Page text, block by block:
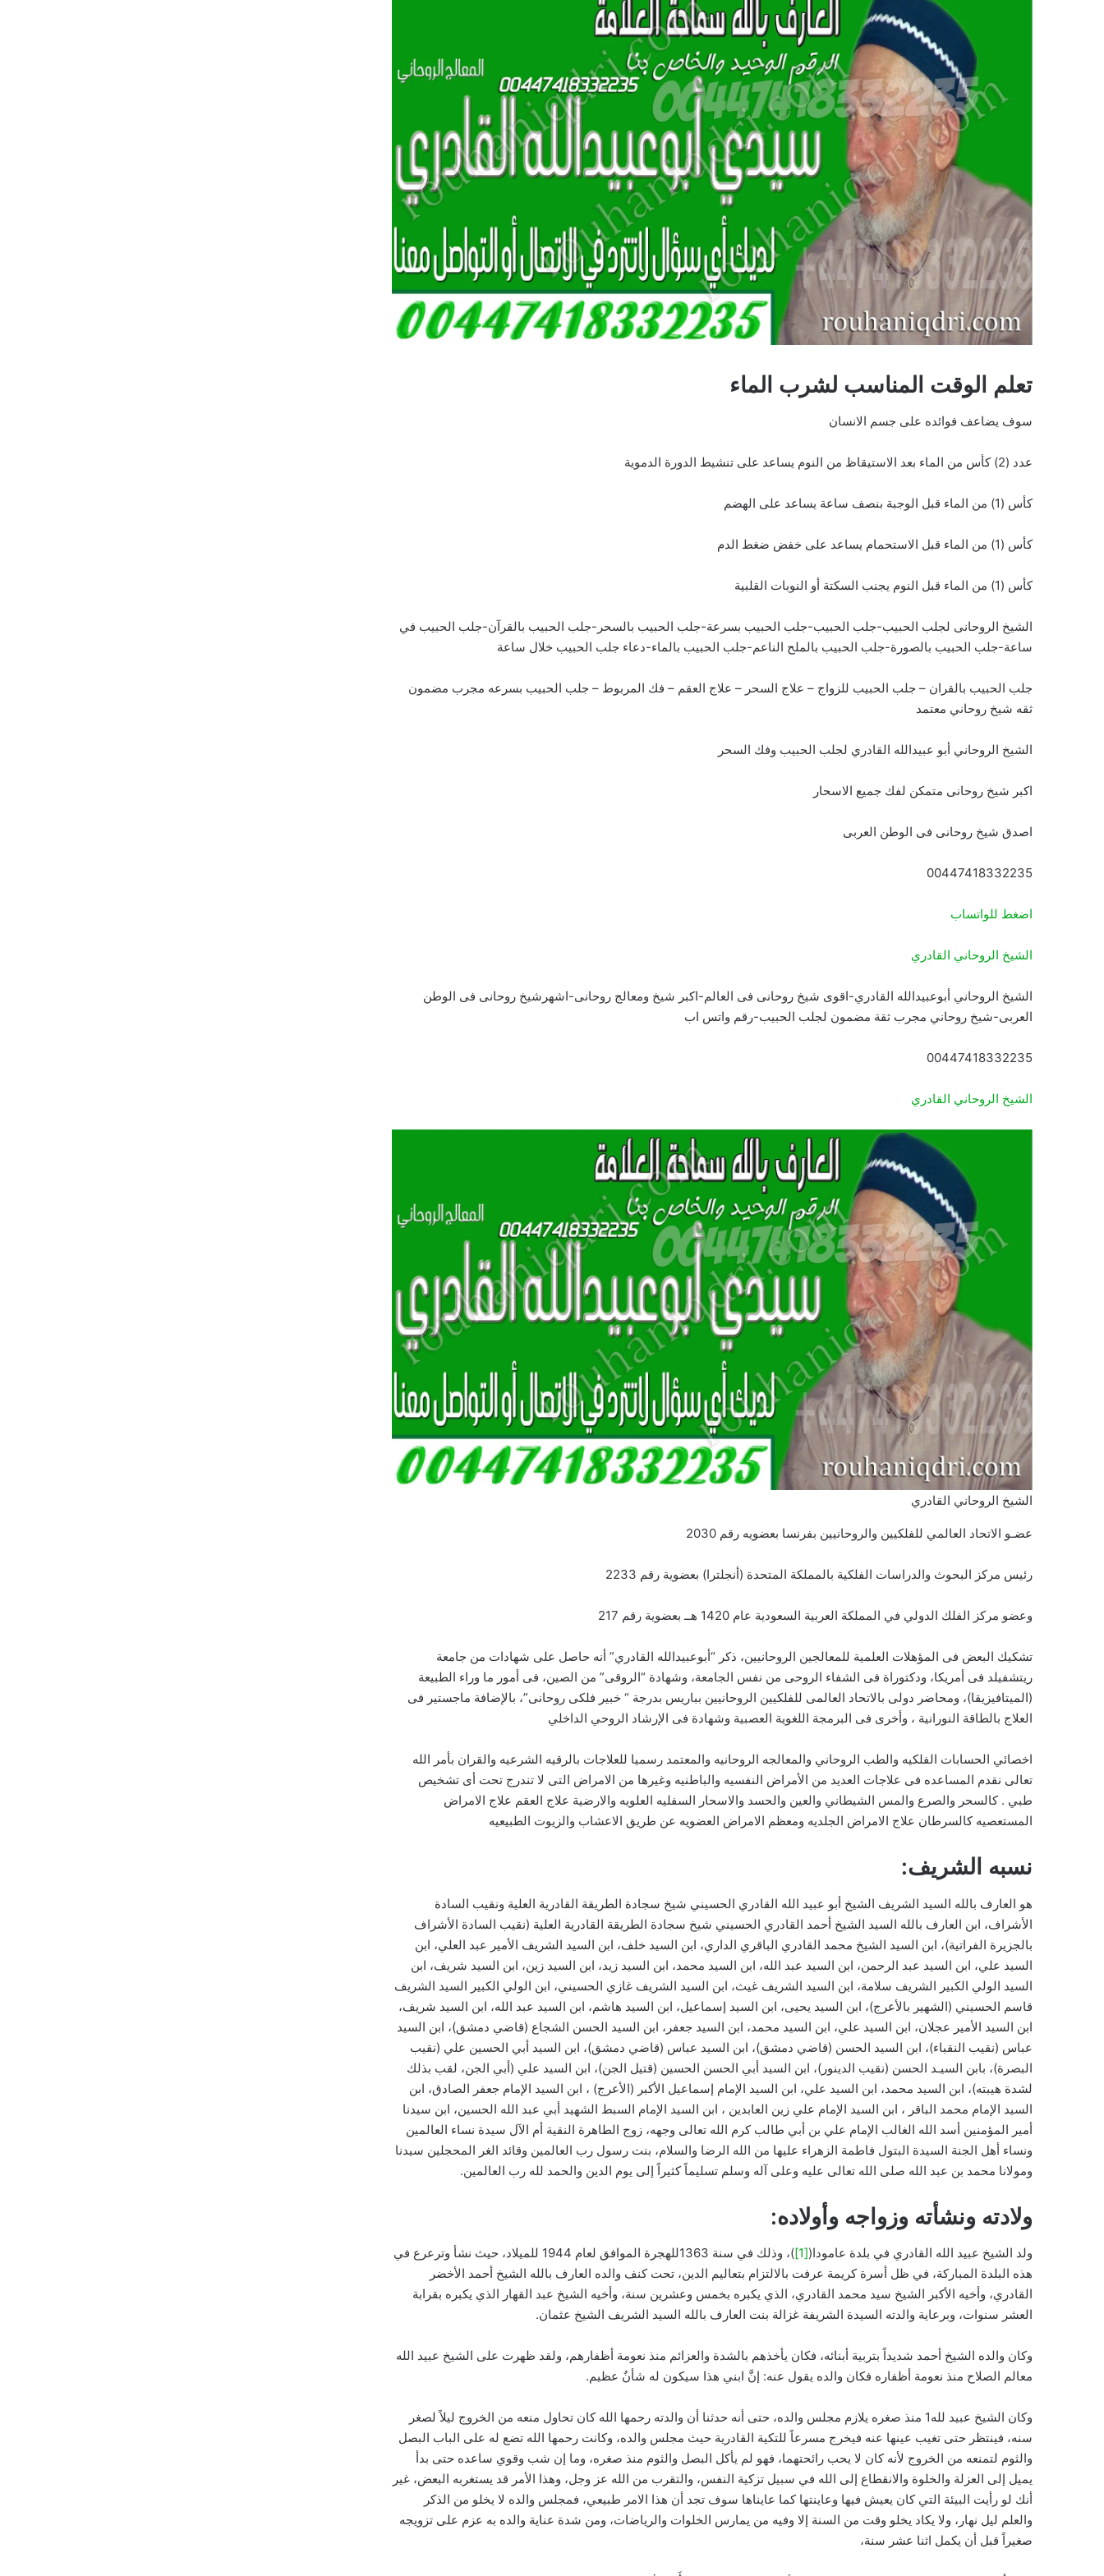
تعلم الوقت المناسب لشرب الماء
سوف يضاعف فوائده على جسم الانسان
عدد (2) كأس من الماء بعد الاستيقاظ من النوم يساعد على تنشيط الدورة الدموية
كأس (1) من الماء قبل الوجبة بنصف ساعة يساعد على الهضم
كأس (1) من الماء قبل الاستحمام يساعد على خفض ضغط الدم
كأس (1) من الماء قبل النوم يجنب السكتة أو النوبات القلبية
الشيخ الروحانى لجلب الحبيب-جلب الحبيب-جلب الحبيب بسرعة-جلب الحبيب بالسحر-جلب الحبيب بالقرآن-جلب الحبيب في
ساعة-جلب الحبيب بالصورة-جلب الحبيب بالملح الناعم-جلب الحبيب بالماء-دعاء جلب الحبيب خلال ساعة
جلب الحبيب بالقران – جلب الحبيب للزواج – علاج السحر – علاج العقم – فك المربوط – جلب الحبيب بسرعه مجرب مضمون
ثقه شيخ روحاني معتمد
الشيخ الروحاني أبو عبيدالله القادري لجلب الحبيب وفك السحر
اكبر شيخ روحانى متمكن لفك جميع الاسحار
اصدق شيخ روحانى فى الوطن العربى
00447418332235
اضغط للواتساب
الشيخ الروحاني القادري
الشيخ الروحاني أبوعبيدالله القادري-اقوى شيخ روحانى فى العالم-اكبر شيخ ومعالج روحانى-اشهرشيخ روحانى فى الوطن
العربى-شيخ روحاني مجرب ثقة مضمون لجلب الحبيب-رقم واتس اب
00447418332235
الشيخ الروحاني القادري
الشيخ الروحاني القادري
عضـو الاتحاد العالمي للفلكيين والروحانيين بفرنسا بعضويه رقم 2030
رئيس مركز البحوث والدراسات الفلكية بالمملكة المتحدة (أنجلترا) بعضوية رقم 2233
وعضو مركز الفلك الدولي في المملكة العربية السعودية عام 1420 هــ بعضوية رقم 217
تشكيك البعض فى المؤهلات العلمية للمعالجين الروحانيين، ذكر “أبوعبيدالله القادري” أنه حاصل على شهادات من جامعة
ريتشفيلد فى أمريكا، ودكتوراة فى الشفاء الروحى من نفس الجامعة، وشهادة “الروقى” من الصين، فى أمور ما وراء الطبيعة
(الميتافيزيقا)، ومحاضر دولى بالاتحاد العالمى للفلكيين الروحانيين بباريس بدرجة “ خبير فلكى روحانى”، بالإضافة ماجستير فى
العلاج بالطاقة النورانية ، وأخرى فى البرمجة اللغوية العصبية وشهادة فى الإرشاد الروحي الداخلي
اخصائي الحسابات الفلكيه والطب الروحاني والمعالجه الروحانيه والمعتمد رسميا للعلاجات بالرقيه الشرعيه والقران بأمر الله
تعالى نقدم المساعده فى علاجات العديد من الأمراض النفسيه والباطنيه وغيرها من الامراض التى لا تندرج تحت أى تشخيص
طبي . كالسحر والصرع والمس الشيطاني والعين والحسد والاسحار السفليه العلويه والارضية علاج العقم علاج الامراض
المستعصيه كالسرطان علاج الامراض الجلديه ومعظم الامراض العضويه عن طريق الاعشاب والزيوت الطبيعيه
نسبه الشريف:
هو العارف بالله السيد الشريف الشيخ أبو عبيد الله القادري الحسيني شيخ سجادة الطريقة القادرية العلية ونقيب السادة
الأشراف، ابن العارف بالله السيد الشيخ أحمد القادري الحسيني شيخ سجادة الطريقة القادرية العلية (نقيب السادة الأشراف
بالجزيرة الفراتية)، ابن السيد الشيخ محمد القادري الباقري الداري، ابن السيد خلف، ابن السيد الشريف الأمير عبد العلي، ابن
السيد علي، ابن السيد عبد الرحمن، ابن السيد عبد الله، ابن السيد محمد، ابن السيد زيد، ابن السيد زين، ابن السيد شريف، ابن
السيد الولي الكبير الشريف سلامة، ابن السيد الشريف غيث، ابن السيد الشريف غازي الحسيني، ابن الولي الكبير السيد الشريف
قاسم الحسيني (الشهير بالأعرج)، ابن السيد يحيى، ابن السيد إسماعيل، ابن السيد هاشم، ابن السيد عبد الله، ابن السيد شريف،
ابن السيد الأمير عجلان، ابن السيد علي، ابن السيد محمد، ابن السيد جعفر، ابن السيد الحسن الشجاع (قاضي دمشق)، ابن السيد
عباس (نقيب النقباء)، ابن السيد الحسن (قاضي دمشق)، ابن السيد عباس (قاضي دمشق)، ابن السيد أبي الحسين علي (نقيب
البصرة)، بابن السيـد الحسن (نقيب الدينور)، ابن السيد أبي الحسن الحسين (قتيل الجن)، ابن السيد علي (أبي الجن، لقب بذلك
لشدة هيبته)، ابن السيد محمد، ابن السيد علي، ابن السيد الإمام إسماعيل الأكبر (الأعرج) ، ابن السيد الإمام جعفر الصادق، ابن
السيد الإمام محمد الباقر ، ابن السيد الإمام علي زين العابدين ، ابن السيد الإمام السبط الشهيد أبي عبد الله الحسين، ابن سيدنا
أمير المؤمنين أسد الله الغالب الإمام علي بن أبي طالب كرم الله تعالى وجهه، زوج الطاهرة النقية أم الآل سيدة نساء العالمين
ونساء أهل الجنة السيدة البتول فاطمة الزهراء عليها من الله الرضا والسلام، بنت رسول رب العالمين وقائد الغر المحجلين سيدنا
ومولانا محمد بن عبد الله صلى الله تعالى عليه وعلى آله وسلم تسليماً كثيراً إلى يوم الدين والحمد لله رب العالمين.
ولادته ونشأته وزواجه وأولاده:
ولد الشيخ عبيد الله القادري في بلدة عامودا([1]
)، وذلك في سنة 1363للهجرة الموافق لعام 1944 للميلاد، حيث نشأ وترعرع في
هذه البلدة المباركة، في ظل أسرة كريمة عرفت بالالتزام بتعاليم الدين، تحت كنف والده العارف بالله الشيخ أحمد الأخضر
القادري، وأخيه الأكبر الشيخ سيد محمد القادري، الذي يكبره بخمس وعشرين سنة، وأخيه الشيخ عبد القهار الذي يكبره بقرابة
العشر سنوات، وبرعاية والدته السيدة الشريفة غزالة بنت العارف بالله السيد الشريف الشيخ عثمان.
وكان والده الشيخ أحمد شديداً بتربية أبنائه، فكان يأخذهم بالشدة والعزائم منذ نعومة أظفارهم، ولقد ظهرت على الشيخ عبيد الله
معالم الصلاح منذ نعومة أظفاره فكان والده يقول عنه: إنَّ ابني هذا سيكون له شأنٌ عظيم.
وكان الشيخ عبيد لله1 منذ صغره يلازم مجلس والده، حتى أنه حدثنا أن والدته رحمها الله كان تحاول منعه من الخروج ليلاً لصغر
سنه، فينتظر حتى تغيب عينها عنه فيخرج مسرعاً للتكية القادرية حيث مجلس والده، وكانت رحمها الله تضع له على الباب البصل
والثوم لتمنعه من الخروج لأنه كان لا يحب رائحتهما، فهو لم يأكل البصل والثوم منذ صغره، وما إن شب وقوي ساعده حتى بدأ
يميل إلى العزلة والخلوة والانقطاع إلى الله في سبيل تزكية النفس، والتقرب من الله عز وجل، وهذا الأمر قد يستغربه البعض، غير
أنك لو رأيت البيئة التي كان يعيش فيها وعاينتها كما عايناها سوف تجد أن هذا الامر طبيعي، فمجلس والده لا يخلو من الذكر
والعلم ليل نهار، ولا يكاد يخلو وقت من السنة إلا وفيه من يمارس الخلوات والرياضات، ومن شدة عناية والده به عزم على تزويجه
صغيراً قبل أن يكمل اثنا عشر سنة،